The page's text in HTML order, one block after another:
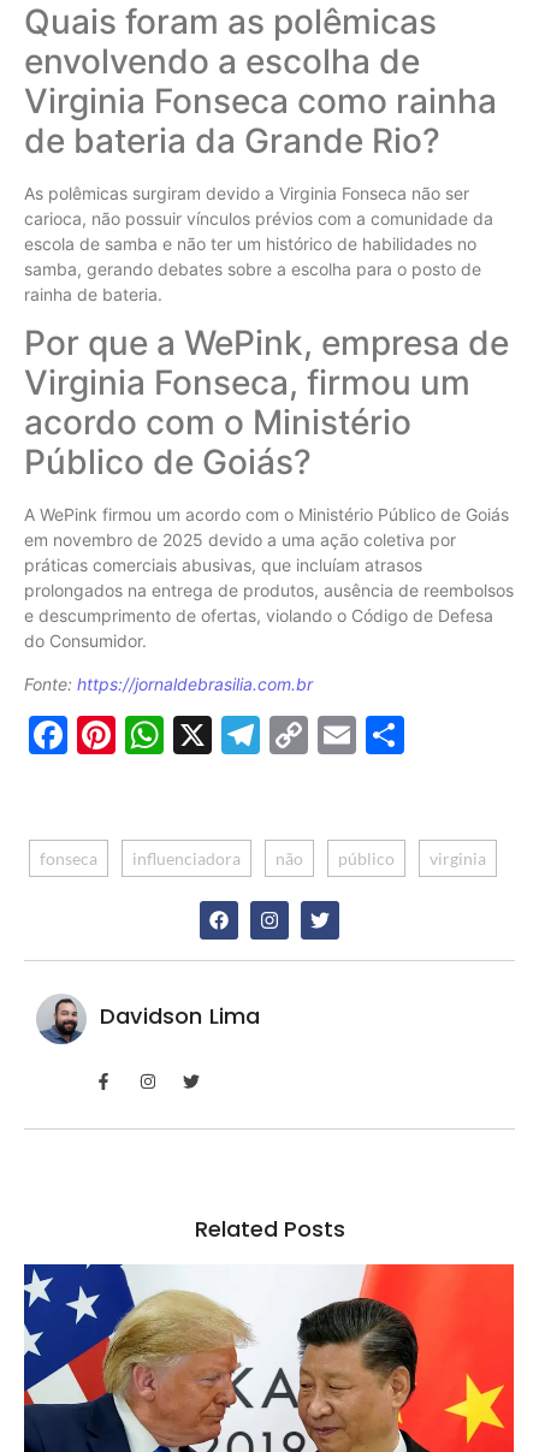
Quais foram as polêmicas
envolvendo a escolha de
Virginia Fonseca como rainha
de bateria da Grande Rio?
As polêmicas surgiram devido a Virginia Fonseca não ser
carioca, não possuir vínculos prévios com a comunidade da
escola de samba e não ter um histórico de habilidades no
samba, gerando debates sobre a escolha para o posto de
rainha de bateria.
Por que a WePink, empresa de
Virginia Fonseca, firmou um
acordo com o Ministério
Público de Goiás?
A WePink firmou um acordo com o Ministério Público de Goiás
em novembro de 2025 devido a uma ação coletiva por
práticas comerciais abusivas, que incluíam atrasos
prolongados na entrega de produtos, ausência de reembolsos
e descumprimento de ofertas, violando o Código de Defesa
do Consumidor.
Fonte: https://jornaldebrasilia.com.br
Facebook
Pinterest
WhatsApp
X Telegram
CopyEmail
fonseca influenciadora não público virginia
Davidson Lima
Related Posts